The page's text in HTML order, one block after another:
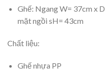
Ghế: Ngang W= 37cm x
mặt ngồi sH= 43cm
Chất liệu:
Ghế nhựa PP